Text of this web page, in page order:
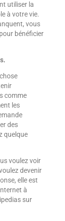
utiliser la
à votre vie.
vous
bénéficier
comme
les
des
quelque
voulez voir
devenir
elle est
à
sur